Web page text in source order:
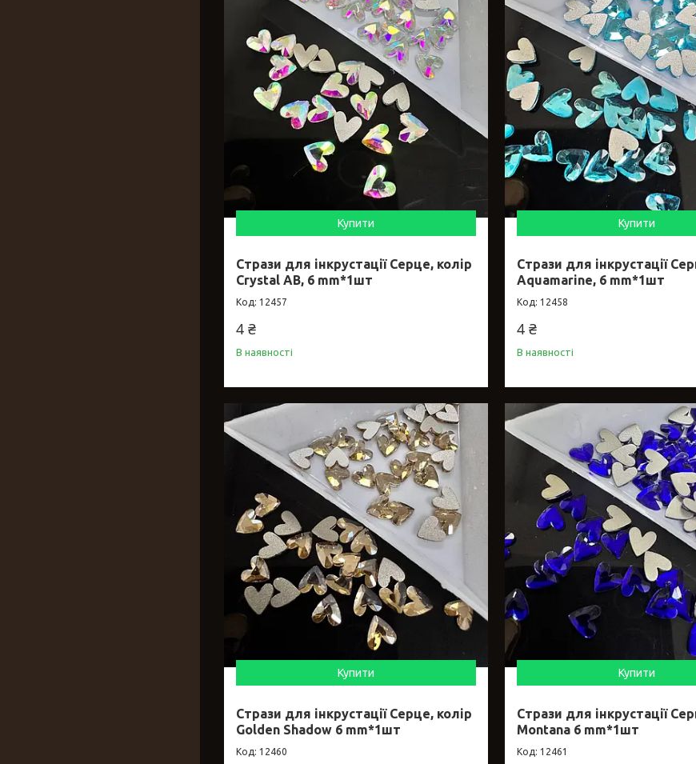
Купити
Стрази для інкрустації Серце, колір
Crystal AB, 6 mm*1шт
12457
4 ₴
В наявності
Купити
Стрази для інкрустації
Aquamarine, 6 mm*1шт
12458
4 ₴
В наявності
Купити
Стрази для інкрустації Серце, колір
Golden Shadow 6 mm*1шт
12460
Купити
Стрази для інкрустації
Montana 6 mm*1шт
12461